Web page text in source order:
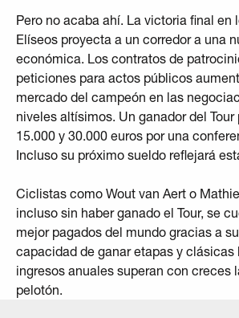
Pero no acaba ahí. La victoria final en
Elíseos proyecta a un corredor a una
económica. Los contratos de
peticiones para actos públicos
mercado del campeón en las
niveles altísimos. Un ganador del
15.000 y 30.000 euros por una
Incluso su próximo sueldo reflejará
Ciclistas como Wout van Aert o
incluso sin haber ganado el Tour, se
mejor pagados del mundo gracias a
capacidad de ganar etapas y clásicas
ingresos anuales superan con creces
pelotón.